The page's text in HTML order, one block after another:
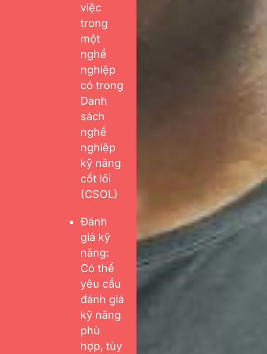
việc
trong
một
nghề
nghiệp
có trong
Danh
sách
nghề
nghiệp
kỹ năng
cốt lõi
(CSOL)
Đánh
giá kỹ
năng:
Có thể
yêu cầu
đánh giá
kỹ năng
phù
hợp, tùy